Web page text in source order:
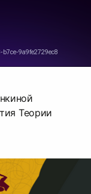
Теории